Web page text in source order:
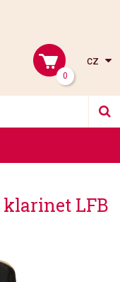
0
cz
klarinet LFB